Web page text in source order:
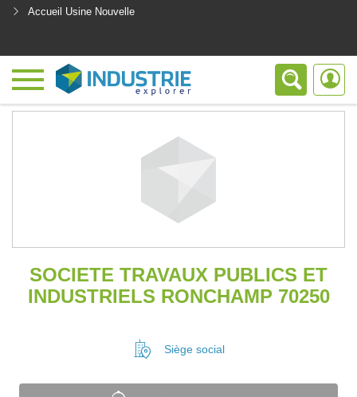
Accueil Usine Nouvelle
SOCIETE TRAVAUX PUBLICS ET
INDUSTRIELS RONCHAMP 70250
Siège social